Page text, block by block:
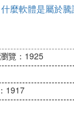
，扣件式鋼
式落地腳手
扣件式單
手架，聯
什麼軟體是屬於騰
瀏覽：1925
1917